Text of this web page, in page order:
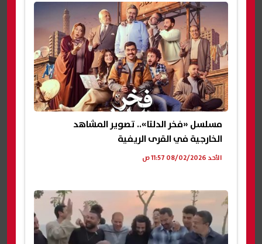
مسلسل «فخر الدلتا».. تصوير المشاهد
الخارجية في القرى الريفية
الأحد 08/02/2026 11:57 ص